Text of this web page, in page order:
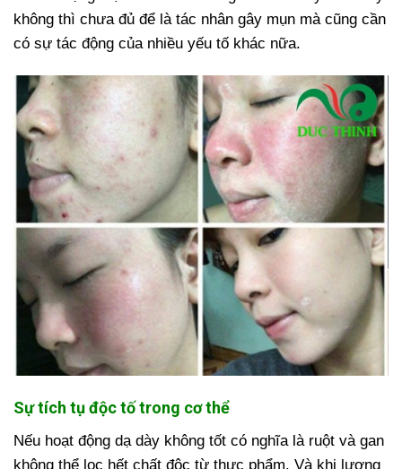
không thì chưa đủ để là tác nhân gây mụn mà cũng cần
có sự tác động của nhiều yếu tố khác nữa.
Sự tích tụ độc tố trong cơ thể
Nếu hoạt động dạ dày không tốt có nghĩa là ruột và gan
không thể lọc hết chất độc từ thực phẩm. Và khi lượng